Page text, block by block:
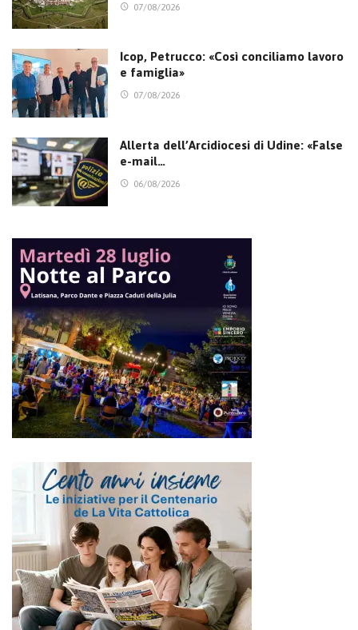
07/08/2026
Icop, Petrucco: «Così conciliamo lavoro
e famiglia»
07/08/2026
Allerta dell’Arcidiocesi di Udine: «False
e-mail…
06/08/2026